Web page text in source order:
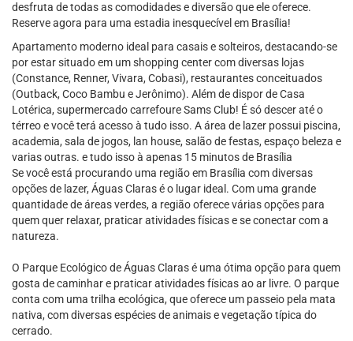
desfruta de todas as comodidades e diversão que ele oferece.
Reserve agora para uma estadia inesquecível em Brasília!
Apartamento moderno ideal para casais e solteiros, destacando-se
por estar situado em um shopping center com diversas lojas
(Constance, Renner, Vivara, Cobasi), restaurantes conceituados
(Outback, Coco Bambu e Jerônimo). Além de dispor de Casa
Lotérica, supermercado carrefoure Sams Club! É só descer até o
térreo e você terá acesso à tudo isso. A área de lazer possui piscina,
academia, sala de jogos, lan house, salão de festas, espaço beleza e
varias outras. e tudo isso à apenas 15 minutos de Brasília
Se você está procurando uma região em Brasília com diversas
opções de lazer, Águas Claras é o lugar ideal. Com uma grande
quantidade de áreas verdes, a região oferece várias opções para
quem quer relaxar, praticar atividades físicas e se conectar com a
natureza.
O Parque Ecológico de Águas Claras é uma ótima opção para quem
gosta de caminhar e praticar atividades físicas ao ar livre. O parque
conta com uma trilha ecológica, que oferece um passeio pela mata
nativa, com diversas espécies de animais e vegetação típica do
cerrado.